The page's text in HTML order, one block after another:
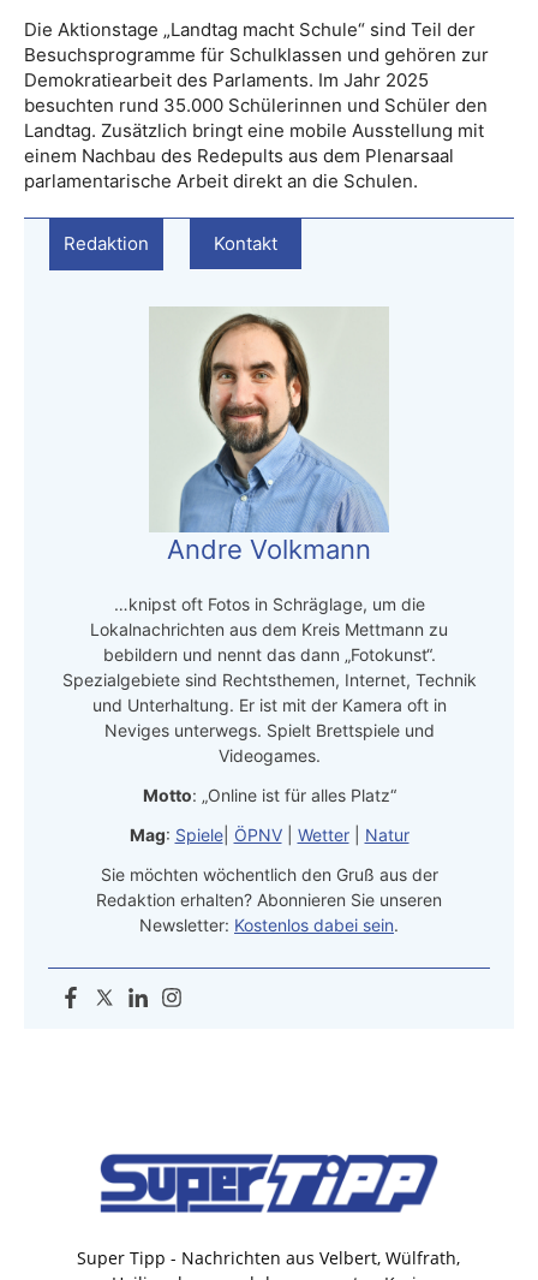
Die Aktionstage „Landtag macht Schule“ sind Teil der
Besuchsprogramme für Schulklassen und gehören zur
Demokratiearbeit des Parlaments. Im Jahr 2025
besuchten rund 35.000 Schülerinnen und Schüler den
Landtag. Zusätzlich bringt eine mobile Ausstellung mit
einem Nachbau des Redepults aus dem Plenarsaal
parlamentarische Arbeit direkt an die Schulen.
Redaktion Kontakt
Andre Volkmann
…knipst oft Fotos in Schräglage, um die
Lokalnachrichten aus dem Kreis Mettmann zu
bebildern und nennt das dann „Fotokunst“.
Spezialgebiete sind Rechtsthemen, Internet, Technik
und Unterhaltung. Er ist mit der Kamera oft in
Neviges unterwegs. Spielt Brettspiele und
Videogames.
Motto: „Online ist für alles Platz“
Mag: Spiele| ÖPNV| Wetter| Natur
Sie möchten wöchentlich den Gruß aus der
Redaktion erhalten? Abonnieren Sie unseren
Newsletter: Kostenlos dabei sein.
Super Tipp - Nachrichten aus Velbert, Wülfrath,